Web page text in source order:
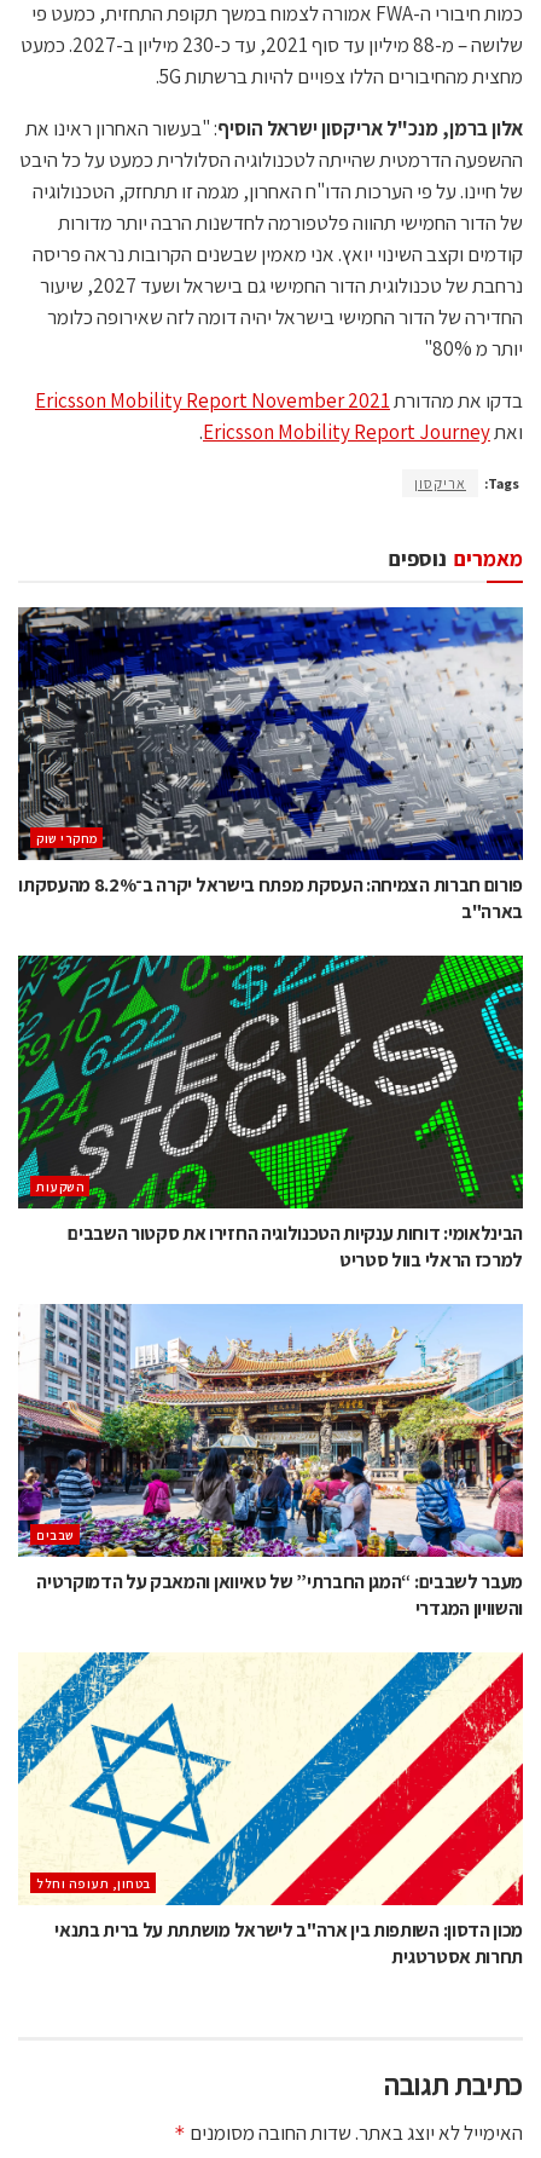
כמות חיבורי ה-FWA אמורה לצמוח במשך תקופת התחזית, כמעט פי
שלושה – מ-88 מיליון עד סוף 2021, עד כ-230 מיליון ב-2027. כמעט
מחצית מהחיבורים הללו צפויים להיות ברשתות 5G.
אלון ברמן, מנכ"ל אריקסון ישראל הוסיף: "בעשור האחרון ראינו את
ההשפעה הדרמטית שהייתה לטכנולוגיה הסלולרית כמעט על כל היבט
של חיינו. על פי הערכות הדו"ח האחרון, מגמה זו תתחזק, הטכנולוגיה
של הדור החמישי תהווה פלטפורמה לחדשנות הרבה יותר מדורות
קודמים וקצב השינוי יואץ. אני מאמין שבשנים הקרובות נראה פריסה
נרחבת של טכנולוגית הדור החמישי גם בישראל ושעד 2027, שיעור
החדירה של הדור החמישי בישראל יהיה דומה לזה שאירופה כלומר
יותר מ 80%"
בדקו את מהדורתEricsson Mobility Report November 2021
ואתEricsson Mobility Report Journey
.
Tags: אריקסון
נוספים מאמרים
מחקרי שוק
פורום חברות הצמיחה: העסקת מפתח בישראל יקרה ב־8.2% מהעסקתו
בארה"ב
השקעות
הבינלאומי: דוחות ענקיות הטכנולוגיה החזירו את סקטור השבבים
למרכז הראלי בוול סטריט
‫שבבים‬
מעבר לשבבים: “המגן החברתי” של טאיוואן והמאבק על הדמוקרטיה
והשוויון המגדרי
בטחון, תעופה וחלל
מכון הדסון: השותפות בין ארה"ב לישראל מושתתת על ברית בתנאי
תחרות אסטרטגית
כתיבת תגובה
האימייל לא יוצג באתר.שדות החובה מסומנים *